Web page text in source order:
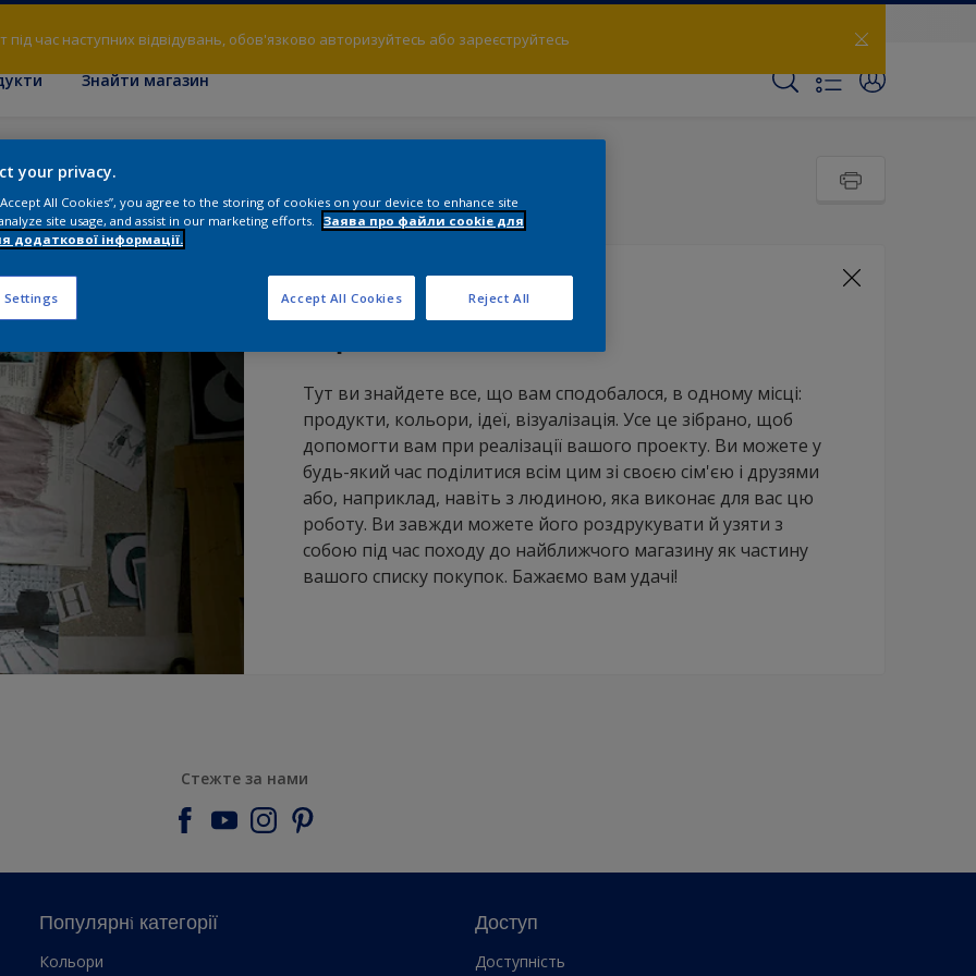
час наступних відвідувань, обов'язково авторизуйтесь або зареєструйтесь
Знайти магазин
нотаток
Про альбом
Тут ви знайдете все, що вам сподобалося, в одному місці:
продукти, кольори, ідеї, візуалізація. Усе це зібрано, щоб
допомогти вам при реалізації вашого проекту. Ви можете у
будь-який час поділитися всім цим зі своєю сім'єю і друзями
або, наприклад, навіть з людиною, яка виконає для вас цю
роботу. Ви завжди можете його роздрукувати й узяти з
собою під час походу до найближчого магазину як частину
вашого списку покупок. Бажаємо вам удачі!
Стежте за нами
Популярнi категорії
Кольори
Доступ
Доступнiсть
your privacy.
All Cookies”, you agree to the storing of cookies on your device to enhance site
site usage, and assist in our marketing efforts. Заява про файли cookie для
додаткової інформації.
Reject All
Accept All Cookies
Settings